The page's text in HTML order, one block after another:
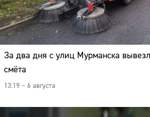
За два дня с улиц Мурманска
смёта
13:19 – 6 августа